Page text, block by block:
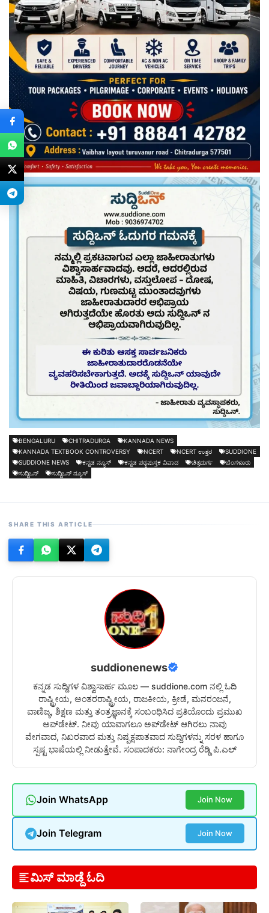
BENGALURU CHITRADURGA
KANNADA NEWS
KANNADA TEXTBOOK CONTROVERSY
NCERT NCERT ಉತ್ತರ
SUDDIONE
SUDDIONE NEWS
ಕನ್ನಡ ನ್ಯೂಸ್ ಕನ್ನಡ ಪಠ್ಯಪುಸ್ತಕ ವಿವಾದ ಚಿತ್ರದುರ್ಗ
ಬೆಂಗಳೂರು
ಸುದ್ದಿಒನ್
ಸುದ್ದಿಒನ್ ನ್ಯೂಸ್
SHARE THIS ARTICLE
suddionenews
ಕನ್ನಡ ಸುದ್ದಿಗಳ ವಿಶ್ವಾಸಾರ್ಹ ಮೂಲ — suddione.com ನಲ್ಲಿ ಓದಿ
ರಾಷ್ಟ್ರೀಯ, ಅಂತರರಾಷ್ಟ್ರೀಯ, ರಾಜಕೀಯ, ಕ್ರೀಡೆ, ಮನರಂಜನೆ,
ವಾಣಿಜ್ಯ, ಶಿಕ್ಷಣ ಮತ್ತು ತಂತ್ರಜ್ಞಾನಕ್ಕೆ ಸಂಬಂಧಿಸಿದ ಪ್ರತಿಯೊಂದು ಪ್ರಮುಖ
ಅಪ್‌ಡೇಟ್. ನೀವು ಯಾವಾಗಲೂ ಅಪ್‌ಡೇಟ್ ಆಗಿರಲು ನಾವು
ವೇಗವಾದ, ನಿಖರವಾದ ಮತ್ತು ನಿಷ್ಪಕ್ಷಪಾತವಾದ ಸುದ್ದಿಗಳನ್ನು ಸರಳ ಹಾಗೂ
ಸ್ಪಷ್ಟ ಭಾಷೆಯಲ್ಲಿ ನೀಡುತ್ತೇವೆ. ಸಂಪಾದಕರು: ನಾಗೇಂದ್ರ ರೆಡ್ಡಿ ಪಿ.ಎಲ್
Join WhatsApp Join Now
Join Telegram Join Now
ಮಿಸ್ ಮಾಡ್ದೆ ಓದಿ